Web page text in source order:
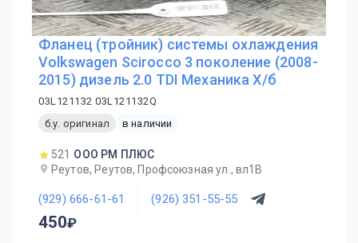
Фланец (тройник) системы охлаждения
Volkswagen Scirocco 3 поколение (2008-
2015) дизель 2.0 TDI Механика Х/б
03L121132 03L121132Q
б.у. оригинал
в наличии
521 ООО РМ ПЛЮС
Реутов, Реутов, Профсоюзная ул., вл1В
(929) 666-61-61 (926) 351-55-55
450